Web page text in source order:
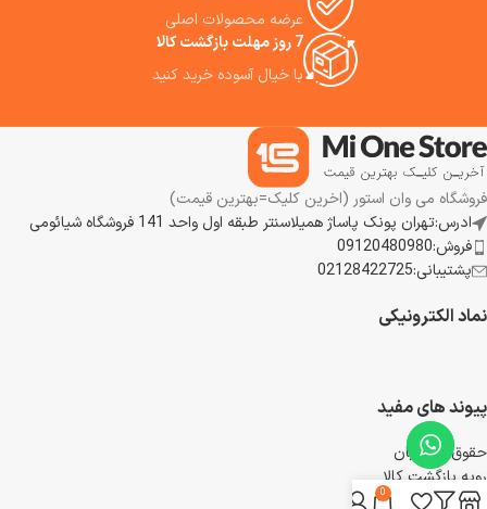
عرضه محصولات اصلی
7 روز مهلت بازگشت کالا
با خیال آسوده خرید کنید
فروشگاه می وان استور (اخرین کلیک=بهترین قیمت)
ادرس:تهران پونک پاساژ همیلاسنتر طبقه اول واحد 141 فروشگاه شیائومی
فروش:09120480980
پشتیبانی:02128422725
نماد الکترونیکی
پیوند های مفید
حقوق مشتریان
رویه بازگشت کالا
شرایط استفاده
0